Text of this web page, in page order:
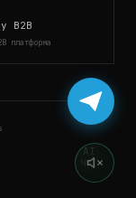
B2B
платформа
AI
ЧАТ